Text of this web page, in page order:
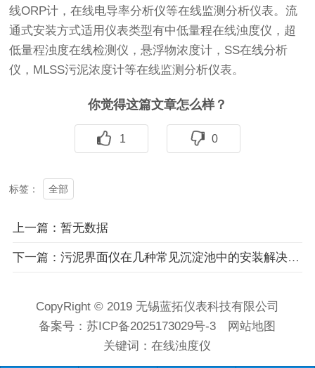
线ORP计，在线电导率分析仪等在线监测分析仪表。流
通式安装方式适用仪表类型有中低量程在线浊度仪，超
低量程浊度在线检测仪，悬浮物浓度计，SS在线分析
仪，MLSS污泥浓度计等在线监测分析仪表。
你觉得这篇文章怎么样？
1 0
标签： 全部
上一篇：暂无数据
下一篇：污泥界面仪在几种常见沉淀池中的安装解决方案
CopyRight © 2019 无锡蓝拓仪表科技有限公司
备案号：苏ICP备2025173029号-3
网站地图
关键词：在线浊度仪